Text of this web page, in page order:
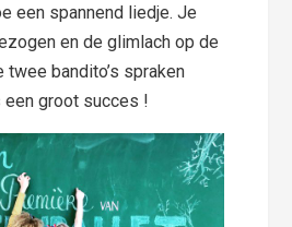
een spannend liedje. Je
en de glimlach op de
bandito’s spraken
groot succes !